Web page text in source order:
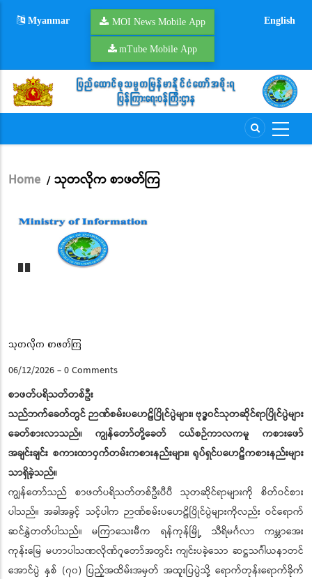
Myanmar MOI News Mobile App
mTube Mobile App
English
Breadcrumb
Home / သုတလိုက စာဖတ်ကြ
သုတလိုက စာဖတ်ကြ
06/12/2026-0 Comments
စာဖတ်ပရိသတ်တစ်ဦး
သည်ဘက်ခေတ်တွင် ဉာဏ်စမ်းပဟေဠိပြိုင်ပွဲများ၊ ဗုဒ္ဓဝင်သုတဆိုင်ရာပြိုင်ပွဲများ
ခေတ်စားလာသည်။ ကျွန်တော်တို့ခေတ် ငယ်စဉ်ကာလကမူ ကစားဖော်
အချင်းချင်း စကားထာဝှက်တမ်းကစားနည်းများ၊ ရုပ်ရှင်ပဟေဠိကစားနည်းများ
သာရှိခဲ့သည်။
ကျွန်တော်သည် စာဖတ်ပရိသတ်တစ်ဦးပီပီ သုတဆိုင်ရာများကို စိတ်ဝင်စား
ပါသည်။ အခါအခွင့် သင့်ပါက ဉာဏ်စမ်းပဟေဠိပြိုင်ပွဲများကိုလည်း ဝင်ရောက်
ဆင်နွှဲတတ်ပါသည်။ မကြာသေးမီက ရန်ကုန်မြို့ သီရိမင်္ဂလာ ကမ္ဘာအေး
ကုန်းမြေ မဟာပါသဏလိုဏ်ဂူတော်အတွင်း ကျင်းပခဲ့သော ဆဋ္ဌသင်္ဂါယနာတင်
အောင်ပွဲ နှစ် (၇၀) ပြည့်အထိမ်းအမှတ် အထူးပြပွဲသို့ ရောက်တုန်းရောက်ခိုက်